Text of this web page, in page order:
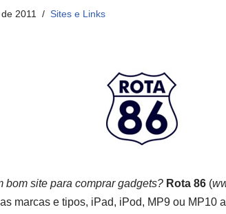
2011 Sites e Links
bom site para comprar gadgets? Rota 86(
marcas e tipos, iPad, iPod, MP9 ou MP10